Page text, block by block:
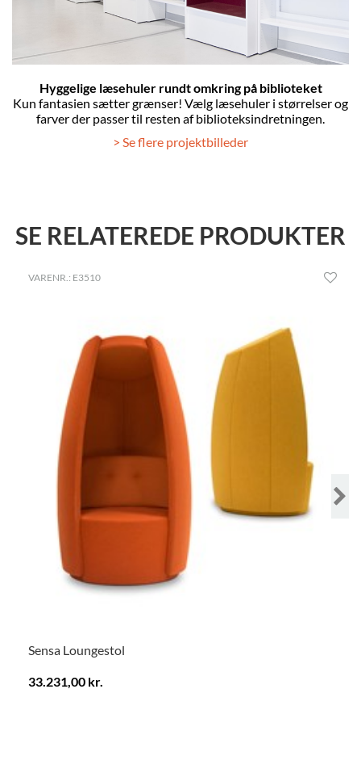
Hyggelige læsehuler rundt omkring på biblioteket
Kun fantasien sætter grænser! Vælg læsehuler i størrelser og
farver der passer til resten af biblioteksindretningen.
> Se flere projektbilleder
SE RELATEREDE PRODUKTER
VARENR.: E3510
Sensa Loungestol
33.231,00 kr.